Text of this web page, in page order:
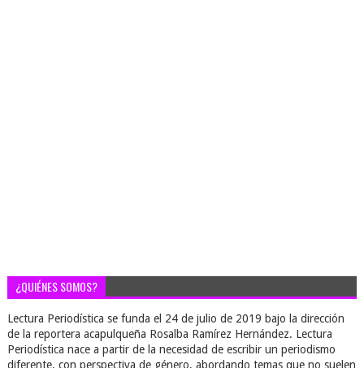
¿QUIÉNES SOMOS?
Lectura Periodística se funda el 24 de julio de 2019 bajo la dirección
de la reportera acapulqueña Rosalba Ramírez Hernández. Lectura
Periodística nace a partir de la necesidad de escribir un periodismo
diferente, con perspectiva de género, abordando temas que no suelen